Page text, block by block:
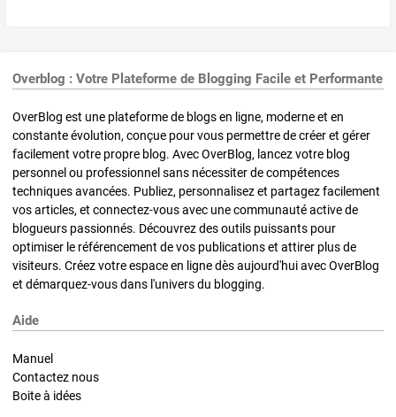
Overblog : Votre Plateforme de Blogging Facile et Performante
OverBlog est une plateforme de blogs en ligne, moderne et en
constante évolution, conçue pour vous permettre de créer et gérer
facilement votre propre blog. Avec OverBlog, lancez votre blog
personnel ou professionnel sans nécessiter de compétences
techniques avancées. Publiez, personnalisez et partagez facilement
vos articles, et connectez-vous avec une communauté active de
blogueurs passionnés. Découvrez des outils puissants pour
optimiser le référencement de vos publications et attirer plus de
visiteurs. Créez votre espace en ligne dès aujourd'hui avec OverBlog
et démarquez-vous dans l'univers du blogging.
Aide
Manuel
Contactez nous
Boite à idées